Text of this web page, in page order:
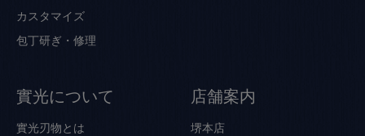
カスタマイズ
包丁研ぎ・修理
實光について
實光刃物とは
店舗案内
堺本店